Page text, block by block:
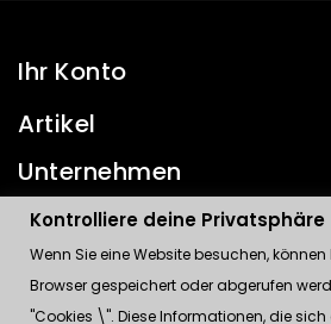
Ihr Konto
Artikel
Unternehmen
Kontakt
Kontrolliere deine Privatsphäre
Kontrolliere deine Privatsphäre
Wenn Sie eine Website besuchen,
Browser gespeichert oder abgerufen
"Cookies \". Diese Informationen, die sich